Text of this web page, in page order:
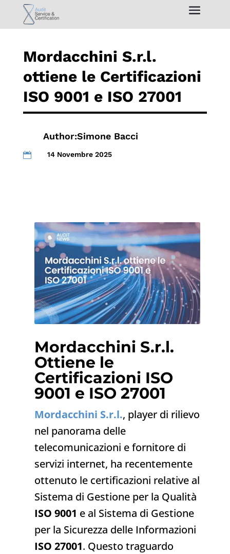
Mordacchini S.r.l.
ottiene le Certificazioni
ISO 9001 e ISO 27001
Author:Simone Bacci
 14 Novembre 2025
Mordacchini S.r.l.
Ottiene le
Certificazioni ISO
9001 e ISO 27001
Mordacchini S.r.l., player di rilievo
nel panorama delle
telecomunicazioni e fornitore di
servizi internet, ha recentemente
ottenuto le certificazioni relative al
Sistema di Gestione per la Qualità
ISO 9001 e al Sistema di Gestione
per la Sicurezza delle Informazioni
ISO 27001. Questo traguardo